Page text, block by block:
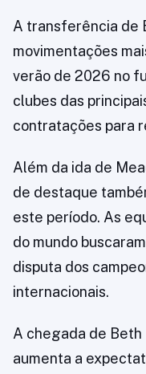
A transferência de
movimentações
verão de 2026 no
clubes das
contratações para
Além da ida de
de destaque
este período. As
do mundo
disputa dos
internacionais.
A chegada de
aumenta a